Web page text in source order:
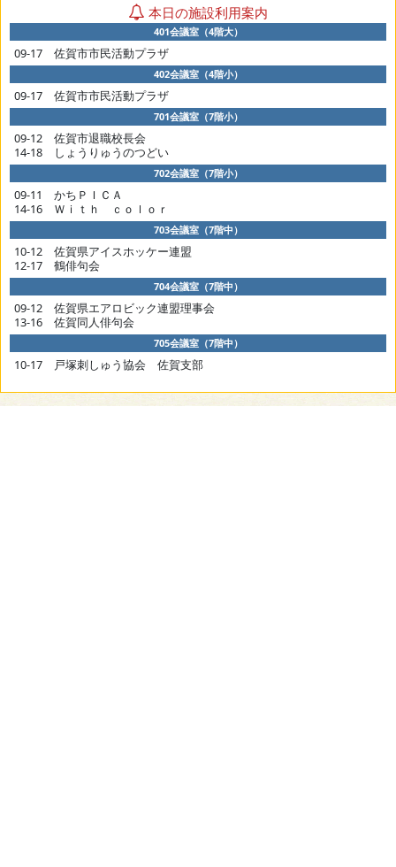
本日の施設利用案内
401会議室（4階大）
09-17 佐賀市市民活動プラザ
402会議室（4階小）
09-17 佐賀市市民活動プラザ
701会議室（7階小）
09-12 佐賀市退職校長会
14-18 しょうりゅうのつどい
702会議室（7階小）
09-11 かちＰＩＣＡ
14-16 Ｗｉｔｈ ｃｏｌｏｒ
703会議室（7階中）
10-12 佐賀県アイスホッケー連盟
12-17 鶴俳句会
704会議室（7階中）
09-12 佐賀県エアロビック連盟理事会
13-16 佐賀同人俳句会
705会議室（7階中）
10-17 戸塚刺しゅう協会 佐賀支部